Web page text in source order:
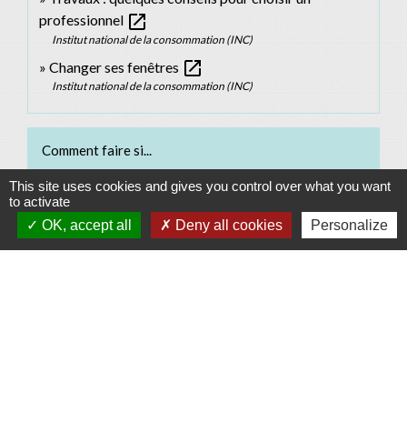
professionnel open_in_new
Institut national de la consommation (INC)
Changer ses fenêtres open_in_new
Institut national de la consommation (INC)
Comment faire si...
J'achète un logement
Signaler une erreur sur cette page
This site uses cookies and gives you control over what you want
to activate
OK, accept all
Deny all cookies Personalize